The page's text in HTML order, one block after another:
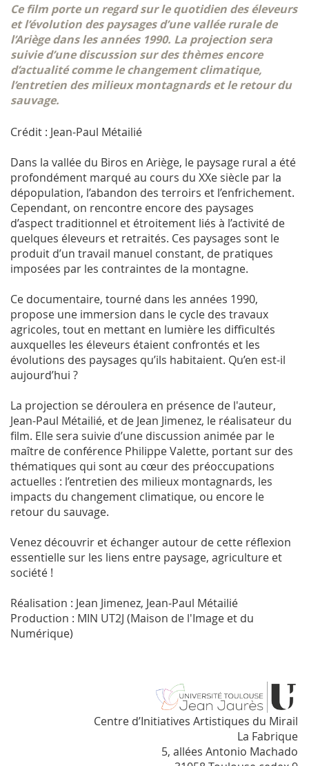
Ce film porte un regard sur le quotidien des éleveurs
et l’évolution des paysages d’une vallée rurale de
l’Ariège dans les années 1990. La projection sera
suivie d’une discussion sur des thèmes encore
d’actualité comme le changement climatique,
l’entretien des milieux montagnards et le retour du
sauvage.
Crédit : Jean-Paul Métailié
Dans la vallée du Biros en Ariège, le paysage rural a été
profondément marqué au cours du XXe siècle par la
dépopulation, l’abandon des terroirs et l’enfrichement.
Cependant, on rencontre encore des paysages
d’aspect traditionnel et étroitement liés à l’activité de
quelques éleveurs et retraités. Ces paysages sont le
produit d’un travail manuel constant, de pratiques
imposées par les contraintes de la montagne.
Ce documentaire, tourné dans les années 1990,
propose une immersion dans le cycle des travaux
agricoles, tout en mettant en lumière les difficultés
auxquelles les éleveurs étaient confrontés et les
évolutions des paysages qu’ils habitaient. Qu’en est-il
aujourd’hui ?
La projection se déroulera en présence de l'auteur,
Jean-Paul Métailié, et de Jean Jimenez, le réalisateur du
film. Elle sera suivie d’une discussion animée par le
maître de conférence Philippe Valette, portant sur des
thématiques qui sont au cœur des préoccupations
actuelles : l’entretien des milieux montagnards, les
impacts du changement climatique, ou encore le
retour du sauvage.
Venez découvrir et échanger autour de cette réflexion
essentielle sur les liens entre paysage, agriculture et
société !
Réalisation : Jean Jimenez, Jean-Paul Métailié
Production : MIN UT2J (Maison de l'Image et du
Numérique)
Centre d’Initiatives Artistiques du Mirail
La Fabrique
5, allées Antonio Machado